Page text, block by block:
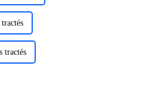
tractés